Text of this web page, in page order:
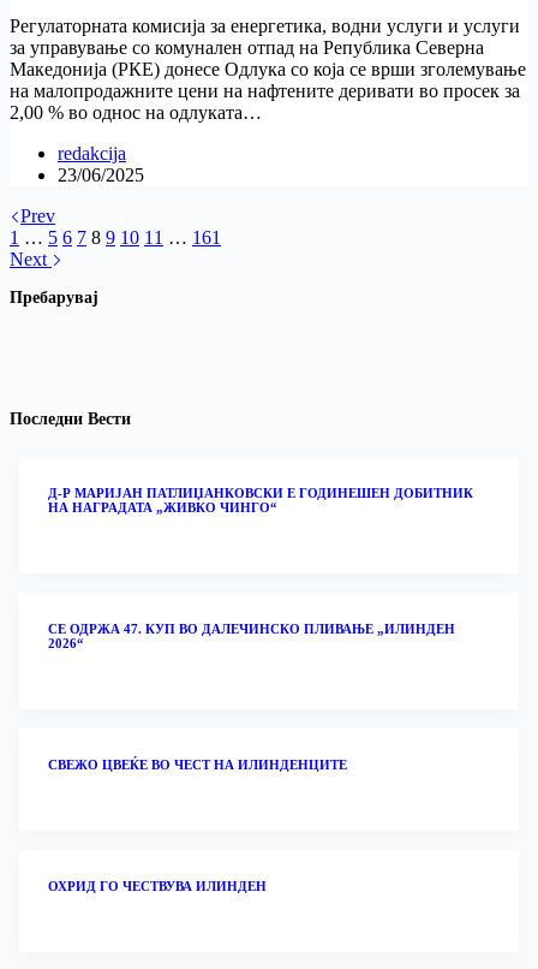
Регулаторната комисија за енергетика, водни услуги и услуги
за управување со комунален отпад на Република Северна
Македонија (РКЕ) донесе Одлука со која се врши зголемување
на малопродажните цени на нафтените деривати во просек за
2,00 % во однос на одлуката…
redakcija
23/06/2025
Prev
1 … 5 6 7 8 9 10 11 … 161
Next
Пребарувај
Последни Вести
Д-Р МАРИЈАН ПАТЛИЏАНКОВСКИ Е ГОДИНЕШЕН ДОБИТНИК
НА НАГРАДАТА „ЖИВКО ЧИНГО“
СЕ ОДРЖА 47. КУП ВО ДАЛЕЧИНСКО ПЛИВАЊЕ „ИЛИНДЕН
2026“
‎СВЕЖО ЦВЕЌЕ ВО ЧЕСТ НА ИЛИНДЕНЦИТЕ
ОХРИД ГО ЧЕСТВУВА ИЛИНДЕН